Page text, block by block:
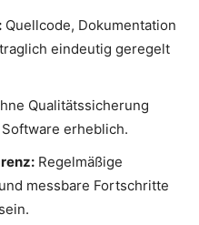
Quellcode, Dokumentation
eindeutig geregelt
Qualitätssicherung
erheblich.
Regelmäßige
messbare Fortschritte